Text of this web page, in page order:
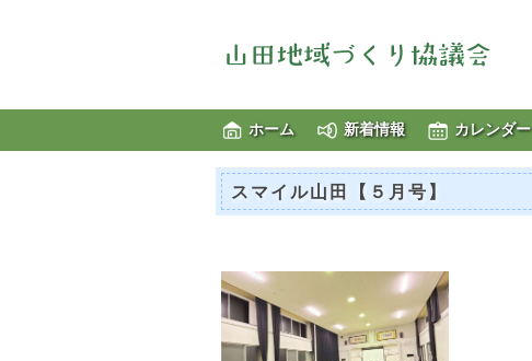
ホーム 新着情報 カレンダー
スマイル山田【５月号】